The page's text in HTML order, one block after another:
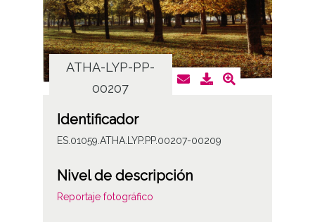
ATHA-LYP-PP-
00207
Identificador
ES.01059.ATHA.LYP.PP.00207-00209
Nivel de descripción
Reportaje fotográfico